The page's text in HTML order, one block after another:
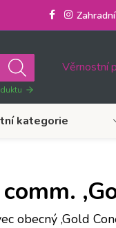
Věrnostní
kategorie
obecný ‚Gold